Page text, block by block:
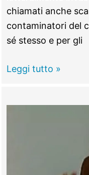
chiamati anche
contaminatori del
sé stesso e per gli
GUIDONIA
Leggi tutto »